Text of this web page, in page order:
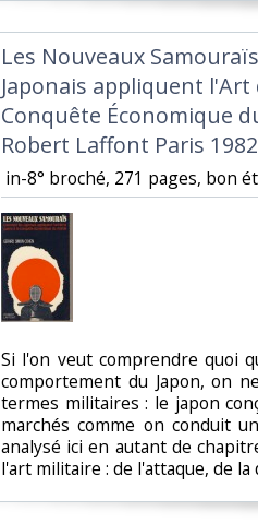
‎Les Nouveaux
Japonais appliquent l'Art
Conquête Économique
Robert Laffont Paris 1982‎
in-8° broché, 271 pages, bon
‎Si l'on veut comprendre quoi
comportement du Japon, on
termes militaires : le japon
marchés comme on conduit
analysé ici en autant de
l'art militaire : de l'attaque, de